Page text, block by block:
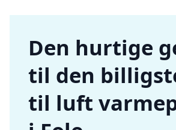
Den hurtige
til den
til luft